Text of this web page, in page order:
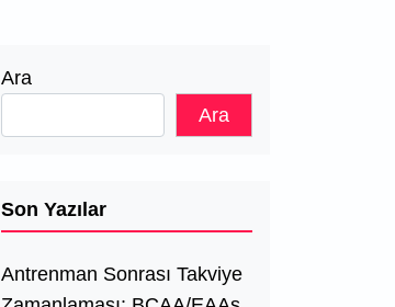
Ara
Ara
Son Yazılar
Antrenman Sonrası Takviye